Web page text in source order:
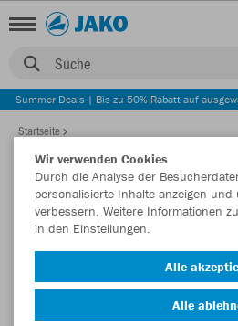
Suche
Summer Deals | Bis zu 50% Rabatt auf
Startseite
Wir verwenden Cookies
Durch die Analyse der
personalisierte Inhalte anzeigen und
verbessern. Weitere Informationen
in den Einstellungen.
Alle
Alle